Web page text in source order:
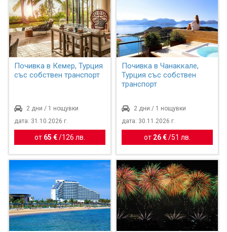
Почивка в Кемер, Турция
със собствен транспорт
2 дни / 1 нощувки
дата: 31.10.2026 г.
от 65 € / 126 лв.
Почивка в Чанаккале,
Турция със собствен
транспорт
2 дни / 1 нощувки
дата: 30.11.2026 г.
от 26 €/51 лв.